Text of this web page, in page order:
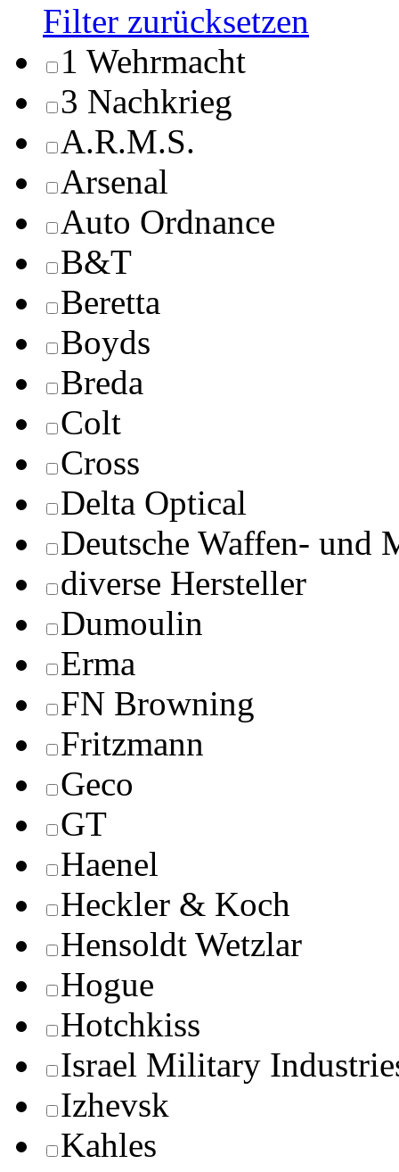
Filter zurücksetzen
1 Wehrmacht
3 Nachkrieg
A.R.M.S.
Arsenal
Auto Ordnance
B&T
Beretta
Boyds
Breda
Colt
Cross
Delta Optical
Deutsche Waffen- und
diverse Hersteller
Dumoulin
Erma
FN Browning
Fritzmann
Geco
GT
Haenel
Heckler & Koch
Hensoldt Wetzlar
Hogue
Hotchkiss
Israel Military
Izhevsk
Kahles